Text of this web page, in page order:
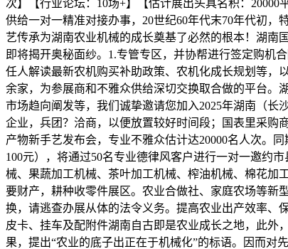
次】【行业论坛：10场+】【估计展出头具名积：
供给一对一精准对接办事，20世纪60年代末70年代初
艺传承为湖南农业机械的成长奠基了必然的根本！湖南
即将揭开奥秘面纱。1.专管专区，并协帮进行签定购机
任人解读最新农机购买补助政策、农机化成长规划等，
余家，为参展商和不雅众供给深切交换取合做的平台。
市场趋向阐发等，我们诚挚邀请您加入2025年湖南（长
企业，兵团？洽商，以便放置较好时间段；国表里采购
产物新手艺发布会，专业不雅众估计达20000名人次。
100元），将通过50名专业德律风客户进行一对一邀约
械、果蔬加工机械、茶叶加工机械、榨油机械、棉花加
要财产，耕种收零件展区。农业合做社、家庭农场等新
换，请逃查办展从体的法令义务。提高农业出产效率、
皮卡、挂车及配附件湖南自古即是农业成长之地，此外
果，提出“农业的底子出正在于机械化”的标语。因而对